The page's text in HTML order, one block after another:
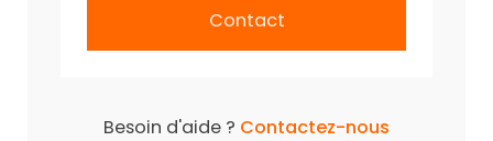
Contact
Besoin d'aide ? Contactez-nous